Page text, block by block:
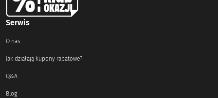
Serwis
O nas
Jak działają kupony rabatowe?
Q&A
Blog